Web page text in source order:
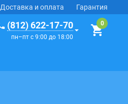
Доставка и оплата Гарантия
(812) 622-17-70
пн–пт с 9:00 до 18:00